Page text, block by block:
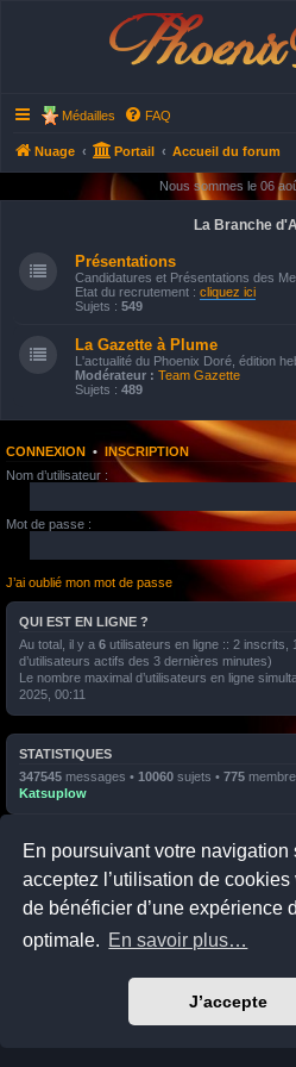
En poursuivant votre navigation
acceptez l’utilisation de
de bénéficier d’une expérience
optimale. En savoir plus…
J’accepte
Médailles FAQ
Nuage Portail Accueil du forum
Nous sommes le 06
La Branche
Présentations
Candidatures et Présentations des
Etat du recrutement : cliquez ici
Sujets : 549
La Gazette à Plume
L'actualité du Phoenix Doré, édition
Modérateur : Team Gazette
Sujets : 489
CONNEXION • INSCRIPTION
Nom d’utilisateur :
Mot de passe :
J’ai oublié mon mot de passe
QUI EST EN LIGNE ?
Au total, il y a 6 utilisateurs en ligne :: 2 inscrits,
d’utilisateurs actifs des 3 dernières minutes)
Le nombre maximal d’utilisateurs en ligne
2025, 00:11
STATISTIQUES
347545 messages • 10060 sujets • 775
Katsuplow
Nuage Portail Accueil du forum
Développé par phpBB
® Forum
Prosilver Dark Edition by
Traduction française